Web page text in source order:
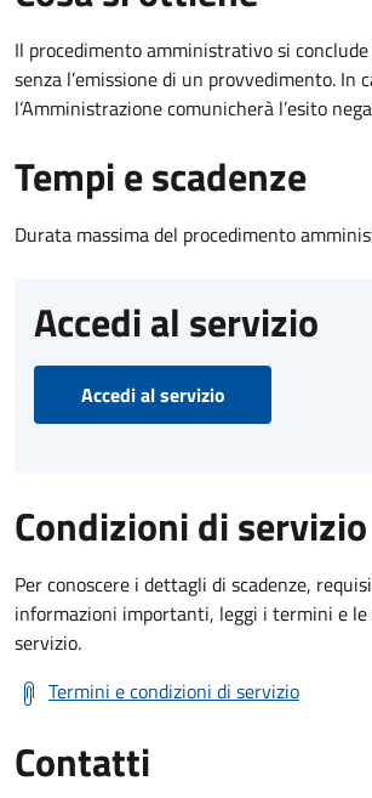
Il procedimento amministrativo si
senza l’emissione di un provvedimento. In
l’Amministrazione comunicherà l’esito
Tempi e scadenze
Durata massima del procedimento
Accedi al servizio
Accedi al servizio
Condizioni di servizio
Per conoscere i dettagli di scadenze,
informazioni importanti, leggi i termini e le
servizio.
Termini e condizioni di servizio
Contatti